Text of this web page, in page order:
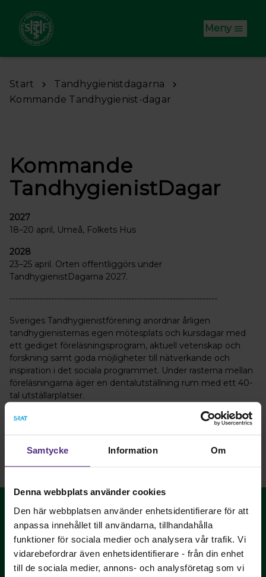
Samtycke Information Om
Denna webbplats använder cookies
Den här webbplatsen använder enhetsidentifierare för att
anpassa innehållet till användarna, tillhandahålla
funktioner för sociala medier och analysera vår trafik. Vi
vidarebefordrar även enhetsidentifierare - från din enhet
till de sociala medier, annons- och analysföretag som vi
Meny
Start
Tandhygienistdagarna
Kommande Tandhygienist-dagar
Kommande
TandhygienistDagar
2027
18–20 april, Umeå, Folkets Hus
2028
23–25 april. Orten offentliggörs under
TandhygienistDagarna 2027.
----------------------------------------------------------------------
Sveriges Tandhygienistförening anordnar årligen
tandhygienisternas egen mötesplats och kursdagar med
ett gediget föreläsningsprogram, aktuell vetenskap och
forskning samt goda möjligheter till nätverkande och
inspiration i det sociala programmet. Under rasterna mellan
föreläsningarna äger en dentalutställning rum med ett 40-
tal utställarplatser.